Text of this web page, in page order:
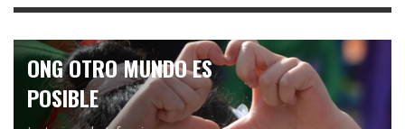
ONG OTRO MUNDO ES
POSIBLE